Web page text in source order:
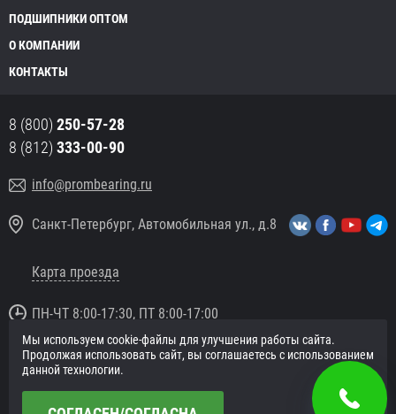
ПОДШИПНИКИ ОПТОМ
О КОМПАНИИ
КОНТАКТЫ
8 (800) 250-57-28
8 (812) 333-00-90
info@prombearing.ru
Санкт-Петербург, Автомобильная ул., д.8
Карта проезда
ПН-ЧТ 8:00-17:30, ПТ 8:00-17:00
© 2016 «PromBearing.ru»
Подшипники оптом и в розницу.
Мы используем cookie-файлы для улучшения работы сайта.
Продолжая использовать сайт, вы соглашаетесь с использованием
данной технологии.